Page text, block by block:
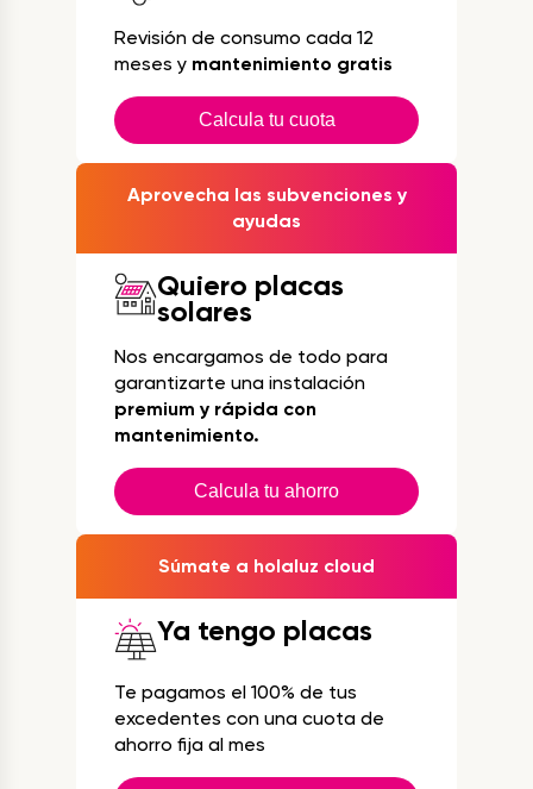
Revisión de consumo cada 12
meses y mantenimiento gratis
Calcula tu cuota
Aprovecha las subvenciones y
ayudas
Quiero placas
solares
Nos encargamos de todo para
garantizarte una instalación
premium y rápida con
mantenimiento.
Calcula tu ahorro
Súmate a holaluz cloud
Ya tengo placas
Te pagamos el 100% de tus
excedentes con una cuota de
ahorro fija al mes